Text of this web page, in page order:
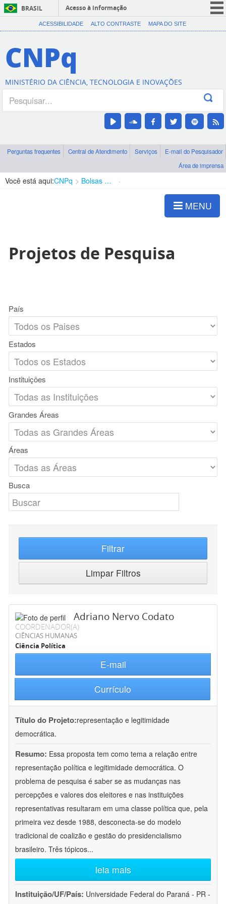
BRASIL
Acesso à informação
CORONAVÍRUS (COVID-19)
Canais
ACESSIBILIDADE ALTO CONTRASTE MAPA DO SITE
CNPq
MINISTÉRIO DA CIÊNCIA, TECNOLOGIA E INOVAÇÕES
Perguntas frequentes Central de Atendimento Serviços
E-mail do Pesquisador
Área de imprensa
Você está aqui:CNPq Bolsas e Auxílios Vigentes
MENU
Projetos de Pesquisa
País
Estados
Instituições
Grandes Áreas
Áreas
Busca
Filtrar
Limpar Filtros
Adriano Nervo Codato
COORDENADOR(A)
CIÊNCIAS HUMANAS
Ciência Política
E-mail
Currículo
Título do Projeto:representação e legitimidade
democrática.
Resumo: Essa proposta tem como tema a relação entre
representação política e legitimidade democrática. O
problema de pesquisa é saber se as mudanças nas
percepções e valores dos eleitores e nas instituições
representativas resultaram em uma classe política que, pela
primeira vez desde 1988, desconecta-se do modelo
tradicional de coalizão e gestão do presidencialismo
brasileiro. Três tópicos...
leia mais
Instituição/UF/País: Universidade Federal do Paraná - PR -